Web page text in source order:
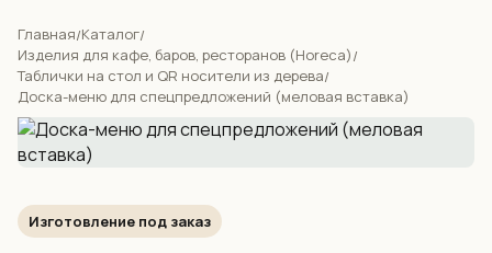
Главная/Каталог/
Изделия для кафе, баров, ресторанов (Horeca)/
Таблички на стол и QR носители из дерева/
Доска-меню для спецпредложений (меловая вставка)
Изготовление под заказ